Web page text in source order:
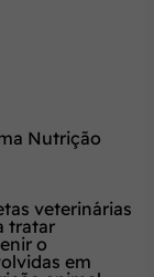
Nutrição
veterinárias
tratar
o
em